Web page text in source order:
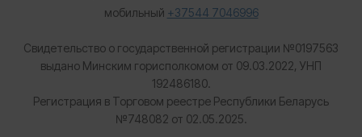
мобильный +37544 7046996
Свидетельство о государственной регистрации №0197563
выдано Минским горисполкомом от 09.03.2022, УНП
192486180.
Регистрация в Торговом реестре Республики Беларусь
№748082 от 02.05.2025.